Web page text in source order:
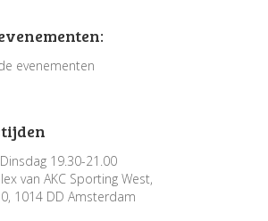
evenementen
19.30-21.00
van AKC Sporting West,
1014 DD Amsterdam